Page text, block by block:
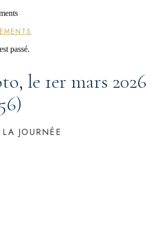
passé.
le 1er mars 2026
JOURNÉE